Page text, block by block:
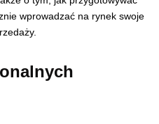
wprowadzać na rynek swoje